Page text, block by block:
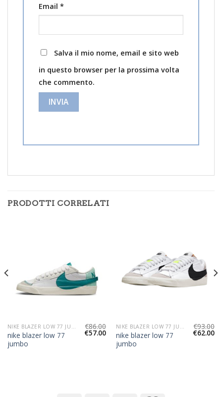
Email *
Salva il mio nome, email e sito web
in questo browser per la prossima volta
che commento.
PRODOTTI CORRELATI
NIKE BLAZER LOW 77 JUMBO
nike blazer low 77
jumbo
€86.00
€57.00
NIKE BLAZER LOW 77 JUMBO
nike blazer low 77
jumbo
€93.00
€62.00